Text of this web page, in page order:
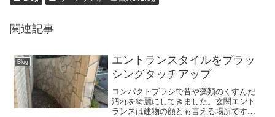
関連記事
Blog
エントランスタイルをブラッ
シングタッチアップ
コンパクトブラシで苔や藻類のくすんだ
汚れを綺麗にしてきました。玄関エント
ランスは建物の顔とも言える場所ですか